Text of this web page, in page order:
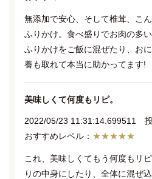
無添加で安心、そして椎茸、こ
ふりかけ。食べ盛りでお肉の多
ふりかけをご飯に混ぜたり、お
養も取れて本当に助かってます!
美味しくて何度もリピ。
2022/05/23 11:31:14.699511 投
★★★★★
これ、美味しくてもう何度もリ
りの中身にしたり、全体に混ぜ